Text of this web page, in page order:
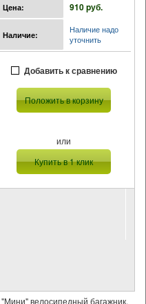
Цена: 910 pуб.
Наличие:
Наличие надо
уточнить
Добавить к сравнению
Положить в корзину
или
Купить в 1 клик
"Мини" велосипедный багажник,